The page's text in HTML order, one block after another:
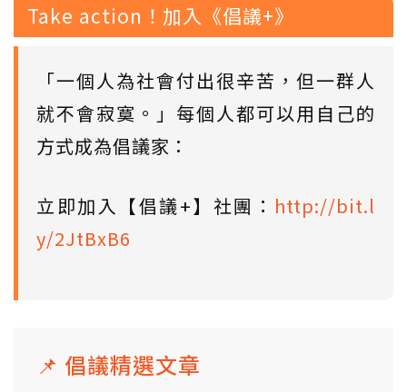
Take action！加入《倡議+》
「一個人為社會付出很辛苦，但一群人
就不會寂寞。」每個人都可以用自己的
方式成為倡議家：
立即加入【倡議+】社團： http://bit.l
y/2JtBxB6
📌 倡議精選文章